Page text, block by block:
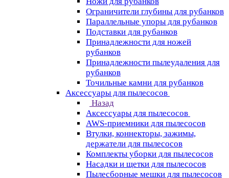
Ограничители глубины для рубанков
Параллельные упоры для рубанков
Подставки для рубанков
Принадлежности для ножей
рубанков
Принадлежности пылеудаления для
рубанков
Точильные камни для рубанков
Аксессуары для пылесосов
Назад
Аксессуары для пылесосов
AWS-приемники для пылесосов
Втулки, коннекторы, зажимы,
держатели для пылесосов
Комплекты уборки для пылесосов
Насадки и щетки для пылесосов
Пылесборные мешки для пылесосов